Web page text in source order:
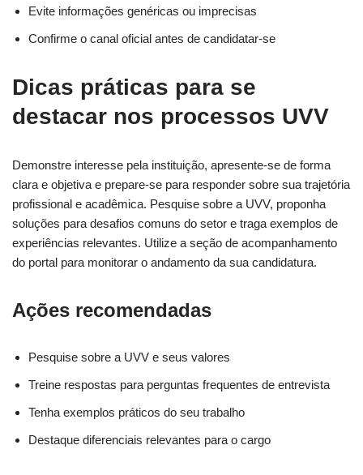
Evite informações genéricas ou imprecisas
Confirme o canal oficial antes de candidatar-se
Dicas práticas para se
destacar nos processos UVV
Demonstre interesse pela instituição, apresente-se de forma
clara e objetiva e prepare-se para responder sobre sua trajetória
profissional e acadêmica. Pesquise sobre a UVV, proponha
soluções para desafios comuns do setor e traga exemplos de
experiências relevantes. Utilize a seção de acompanhamento
do portal para monitorar o andamento da sua candidatura.
Ações recomendadas
Pesquise sobre a UVV e seus valores
Treine respostas para perguntas frequentes de entrevista
Tenha exemplos práticos do seu trabalho
Destaque diferenciais relevantes para o cargo